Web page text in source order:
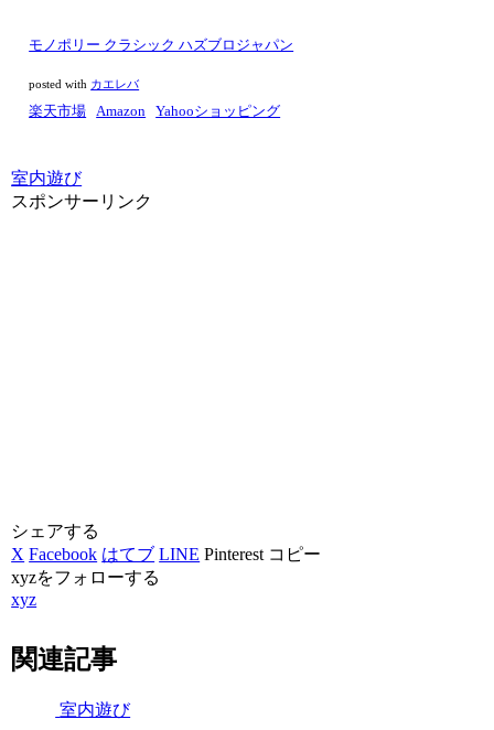
モノポリー クラシック ハズブロジャパン
posted with カエレバ
楽天市場 Amazon Yahooショッピング
室内遊び
スポンサーリンク
シェアする
X Facebook はてブ LINE Pinterest コピー
xyzをフォローする
xyz
関連記事
室内遊び